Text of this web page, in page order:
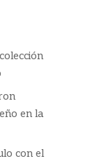
en la
con el